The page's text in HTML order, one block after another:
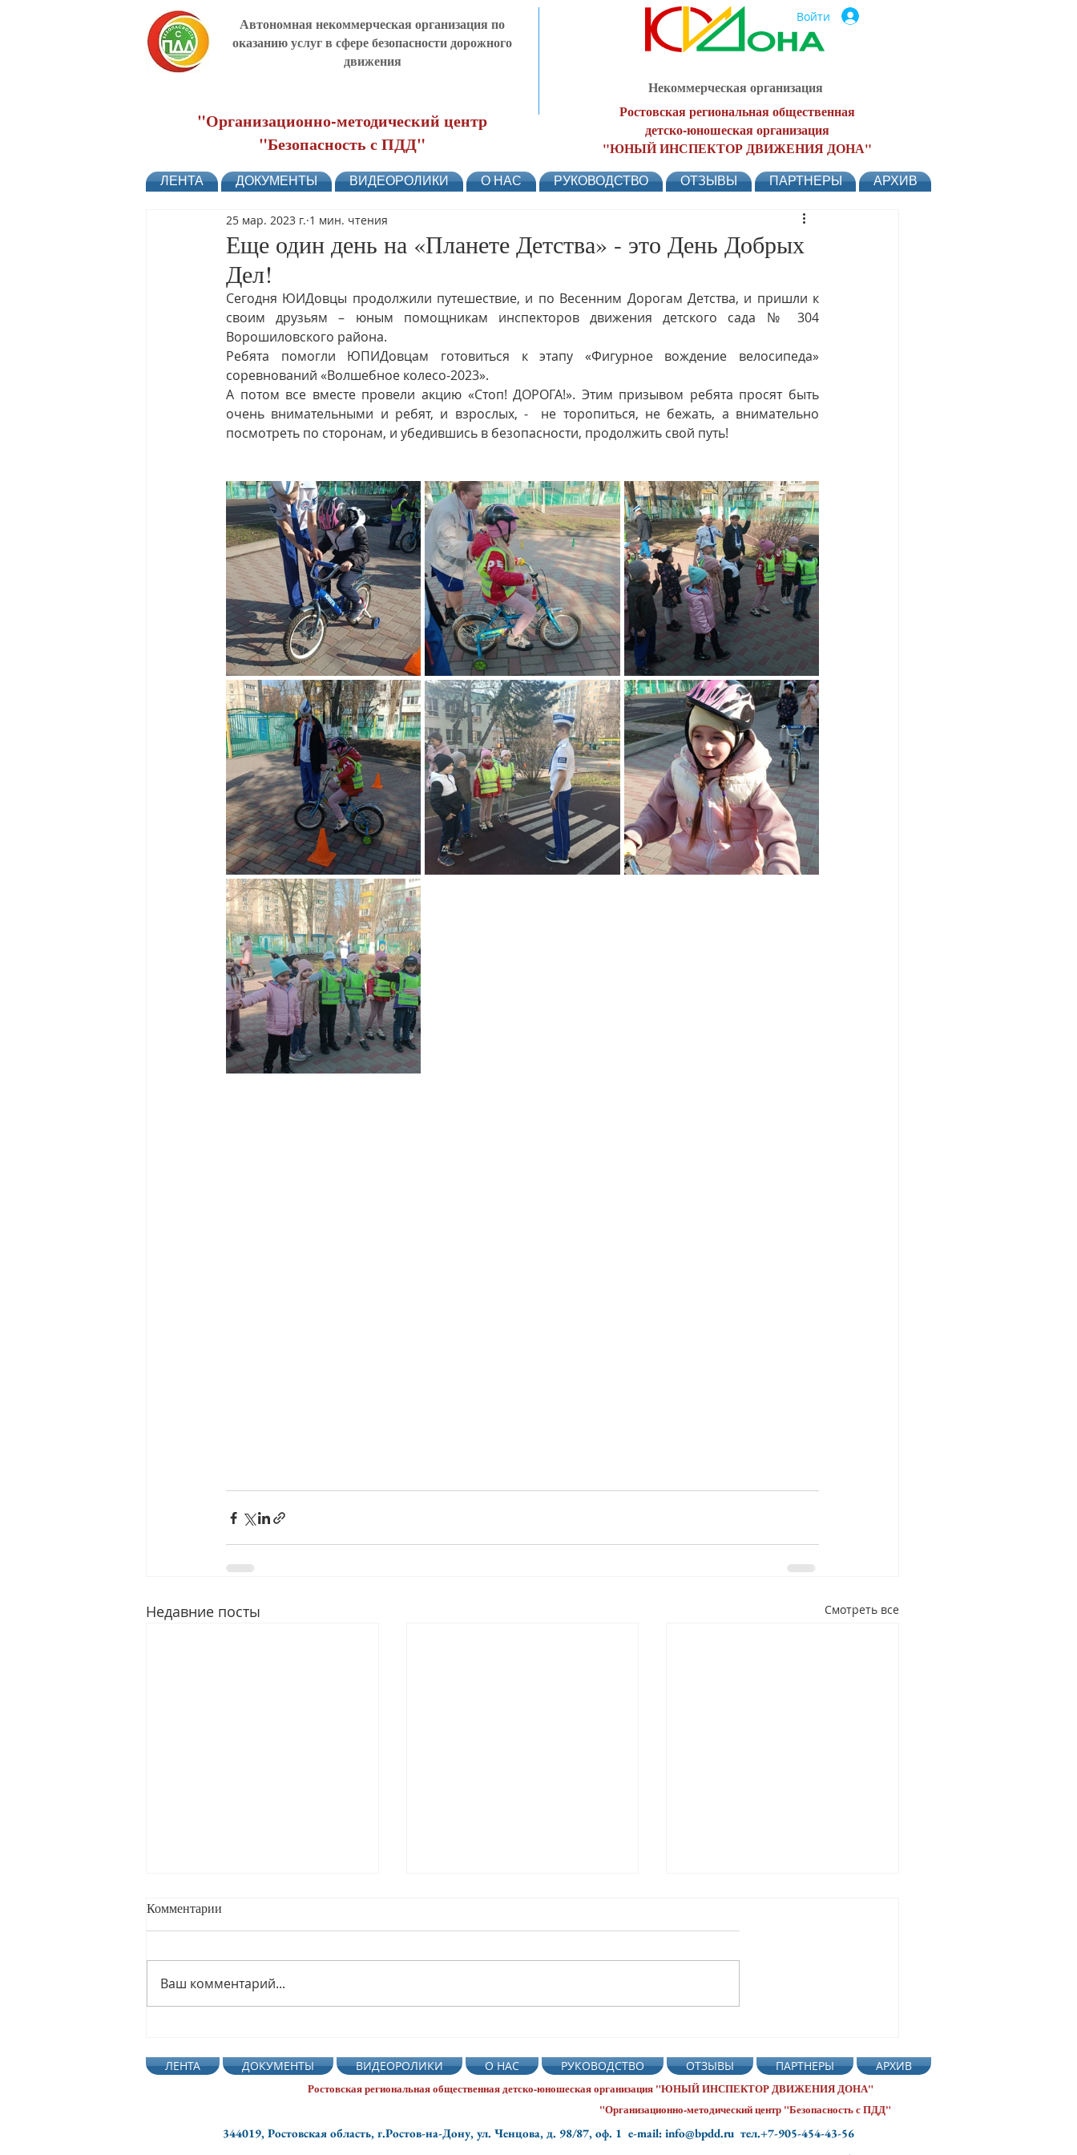
Автономная некоммерческая организация по
оказанию услуг в сфере безопасности дорожного
движения
"Организационно-методический центр
"Безопасность с ПДД"
Войти
Некоммерческая организация
Ростовская региональная общественная
детско-юношеская организация
"ЮНЫЙ ИНСПЕКТОР ДВИЖЕНИЯ ДОНА"
ЛЕНТА ДОКУМЕНТЫ ВИДЕОРОЛИКИ О НАС РУКОВОДСТВО ОТЗЫВЫ ПАРТНЕРЫ АРХИВ
Еще один день на «Планете Детства» - это День Добрых
Дел!
25 мар. 2023 г. 1 мин. чтения
Сегодня ЮИДовцы продолжили путешествие, и по Весенним Дорогам Детства, и пришли к
своим друзьям – юным помощникам инспекторов движения детского сада № 304
Ворошиловского района.
Ребята помогли ЮПИДовцам готовиться к этапу «Фигурное вождение велосипеда»
соревнований «Волшебное колесо-2023».
А потом все вместе провели акцию «Стоп! ДОРОГА!». Этим призывом ребята просят быть
очень внимательными и ребят, и взрослых, -  не торопиться, не бежать, а внимательно
посмотреть по сторонам, и убедившись в безопасности, продолжить свой путь!
Недавние посты Смотреть все
побывала в МБОУ д/с №15
приняла участие в акции
"Внимание, дети!"
динамичное и очень полезное
занятие — отряд «Красные»
учился фигурному вождению
велосипедов
Комментарии
Ваш комментарий...
ЛЕНТА ДОКУМЕНТЫ ВИДЕОРОЛИКИ О НАС РУКОВОДСТВО ОТЗЫВЫ ПАРТНЕРЫ
АРХИВ
Ростовская региональная общественнаядетско-юношеская организация "ЮНЫЙ ИНСПЕКТОР ДВИЖЕНИЯ ДОНА"
"Организационно-методический центр "Безопасность с ПДД"
344019, Ростовская область, г.Ростов-на-Дону, ул. Ченцова, д. 98/87, оф. 1 e-mail: info@bpdd.ru тел.+7-905-454-43-56